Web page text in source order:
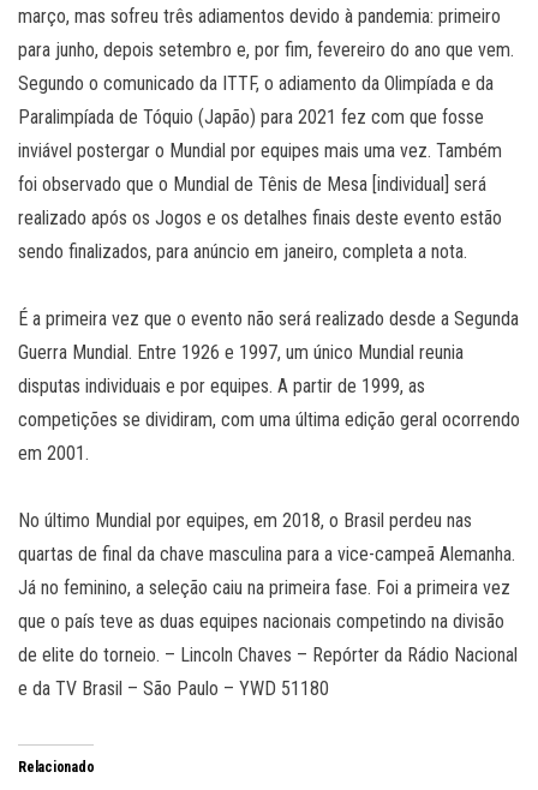
março, mas sofreu três adiamentos devido à pandemia: primeiro
para junho, depois setembro e, por fim, fevereiro do ano que vem.
Segundo o comunicado da ITTF, o adiamento da Olimpíada e da
Paralimpíada de Tóquio (Japão) para 2021 fez com que fosse
inviável postergar o Mundial por equipes mais uma vez. Também
foi observado que o Mundial de Tênis de Mesa [individual] será
realizado após os Jogos e os detalhes finais deste evento estão
sendo finalizados, para anúncio em janeiro, completa a nota.
É a primeira vez que o evento não será realizado desde a Segunda
Guerra Mundial. Entre 1926 e 1997, um único Mundial reunia
disputas individuais e por equipes. A partir de 1999, as
competições se dividiram, com uma última edição geral ocorrendo
em 2001.
No último Mundial por equipes, em 2018, o Brasil perdeu nas
quartas de final da chave masculina para a vice-campeã Alemanha.
Já no feminino, a seleção caiu na primeira fase. Foi a primeira vez
que o país teve as duas equipes nacionais competindo na divisão
de elite do torneio. – Lincoln Chaves – Repórter da Rádio Nacional
e da TV Brasil – São Paulo – YWD 51180
Relacionado